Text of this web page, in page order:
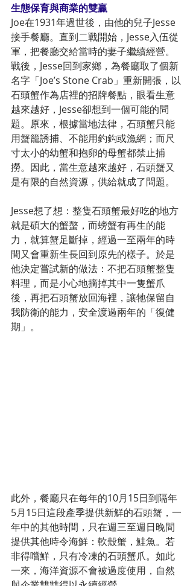
生態保育與商業的雙贏
Joe在1931年過世後，由他的兒子Jesse
接手餐廳。直到二戰開始，Jesse入伍從
軍，把餐廳交給當時的妻子繼續經營。
戰後，Jesse回到家鄉，為餐廳取了個新
名字「Joe’s Stone Crab」重新開張，以
石頭蟹作為店裡的招牌餐點，眼看生意
越來越好，Jesse卻想到一個可能的問
題。原來，根據當地法律，石頭蟹只能
用蟹籠誘捕、不能用釣鈎或漁網；而尺
寸太小的幼蟹和抱卵的母蟹都禁止捕
撈。因此，當生意越來越好，石頭蟹又
是有限的自然資源，供給就成了問題。
Jesse想了想：整隻石頭蟹最好吃的地方
就是碩大的蟹螯，而螃蟹有再生的能
力，就算蟹足斷掉，經過一至兩年的時
間又會重新生長回到原先的樣子。於是
他決定嘗試新的做法：不把石頭蟹整隻
料理，而是小心地摘掉其中一隻蟹爪
後，再把石頭蟹放回海裡，讓牠保留自
我防衛的能力，安全渡過兩年的「復健
期」。
此外，餐廳只在每年的10月15日到隔年
5月15日這段產季提供新鮮的石頭蟹，一
年中的其他時間，只在週三至週日晚間
提供其他時令海鮮：軟殼蟹，鮭魚。若
非得嚐鮮，只有冷凍的石頭蟹爪。如此
一來，海洋資源不會被過度使用，自然